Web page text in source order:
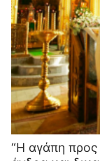
“Η αγάπη προς